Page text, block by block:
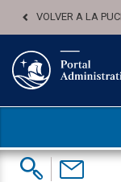
VOLVER A LA
Buscar: